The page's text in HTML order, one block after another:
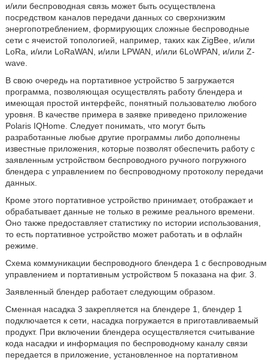
и/или беспроводная связь может быть осуществлена
посредством каналов передачи данных со сверхнизким
энергопотреблением, формирующих сложные беспроводные
сети с ячеистой топологией, например, таких как ZigBee, и/или
LoRa, и/или LoRaWAN, и/или LPWAN, и/или 6LoWPAN, и/или Z-
wave.
В свою очередь на портативное устройство 5 загружается
программа, позволяющая осуществлять работу блендера и
имеющая простой интерфейс, понятный пользователю любого
уровня. В качестве примера в заявке приведено приложение
Polaris IQHome. Следует понимать, что могут быть
разработанные любые другие программы либо дополнены
известные приложения, которые позволят обеспечить работу с
заявленным устройством беспроводного ручного погружного
блендера с управлением по беспроводному протоколу передачи
данных.
Кроме этого портативное устройство принимает, отображает и
обрабатывает данные не только в режиме реального времени.
Оно также предоставляет статистику по истории использования,
то есть портативное устройство может работать и в офлайн
режиме.
Схема коммуникации беспроводного блендера 1 с беспроводным
управлением и портативным устройством 5 показана на фиг. 3.
Заявленный блендер работает следующим образом.
Сменная насадка 3 закрепляется на блендере 1, блендер 1
подключается к сети, насадка погружается в приготавливаемый
продукт. При включении блендера осуществляется считывание
кода насадки и информация по беспроводному каналу связи
передается в приложение, установленное на портативном